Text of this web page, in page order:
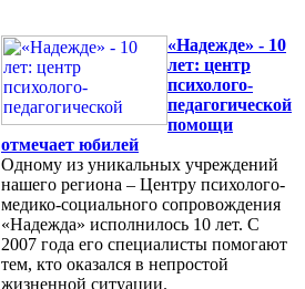
«Надежде» - 10
лет: центр
психолого-
педагогической
помощи
отмечает юбилей
Одному из уникальных учреждений
нашего региона – Центру психолого-
медико-социального сопровождения
«Надежда» исполнилось 10 лет. С
2007 года его специалисты помогают
тем, кто оказался в непростой
жизненной ситуации.